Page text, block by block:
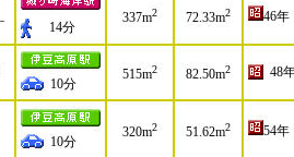
14分
337m2 72.33m2 46年
10分
515m2 82.50m2 48
10分
320m2 51.62m2 54年